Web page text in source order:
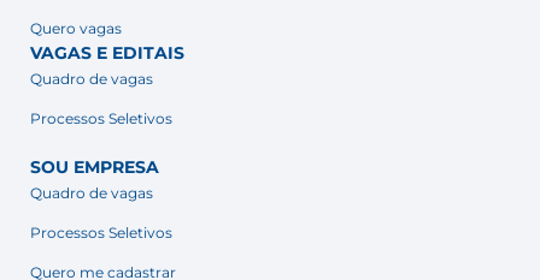
Quero vagas
VAGAS E EDITAIS
Quadro de vagas
Processos Seletivos
SOU EMPRESA
Quadro de vagas
Processos Seletivos
Quero me cadastrar